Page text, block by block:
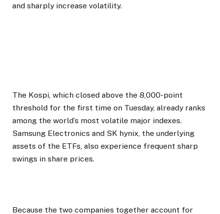
and sharply increase volatility.
The Kospi, which closed above the 8,000-point
threshold for the first time on Tuesday, already ranks
among the world’s most volatile major indexes.
Samsung Electronics and SK hynix, the underlying
assets of the ETFs, also experience frequent sharp
swings in share prices.
Because the two companies together account for